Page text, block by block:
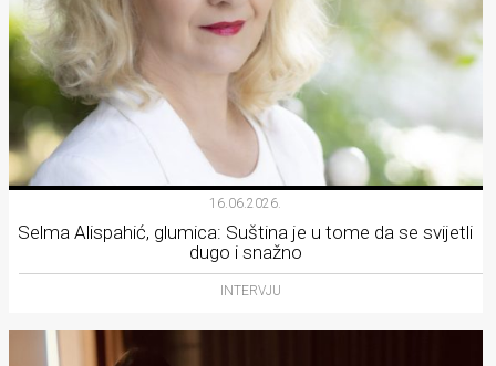
16.06.2026.
Selma Alispahić, glumica: Suština je u tome da se svijetli
dugo i snažno
INTERVJU